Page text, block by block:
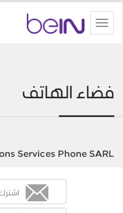
Toggle
navigation
فضاء الهاتف
Services Phone SARL